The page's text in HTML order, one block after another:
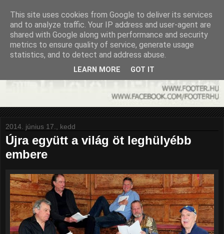
2014. június 17., kedd
Újra együtt a világ öt leghülyébb
embere
This site uses cookies from Google to deliver its services
and to analyze traffic. Your IP address and user-agent are
shared with Google along with performance and security
metrics to ensure quality of service, generate usage
statistics, and to detect and address abuse.
LEARN MORE GOT IT